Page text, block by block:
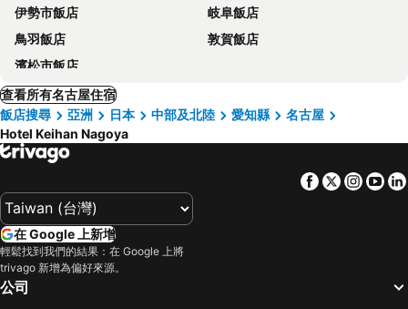
伊勢市飯店
岐阜飯店
鳥羽飯店
敦賀飯店
濱松市飯店
查看所有名古屋住宿
飯店搜尋
亞洲 日本 中部及北陸 愛知縣
名古屋
Hotel Keihan Nagoya
Facebook
Twitter
在 Google 上新增
輕鬆找到我們的結果：在 Google 上將
trivago 新增為偏好來源。
公司